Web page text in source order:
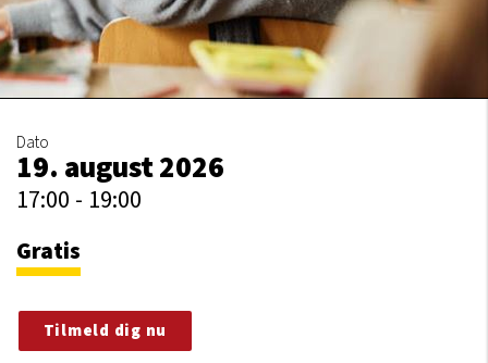
Dato
19. august 2026
17:00 - 19:00
Gratis
Tilmeld dig nu